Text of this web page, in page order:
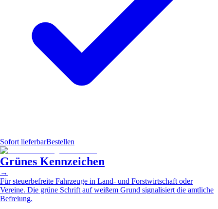
Sofort lieferbarBestellen
Grünes Kennzeichen
→
Für steuerbefreite Fahrzeuge in Land- und Forstwirtschaft oder
Vereine. Die grüne Schrift auf weißem Grund signalisiert die amtliche
Befreiung.